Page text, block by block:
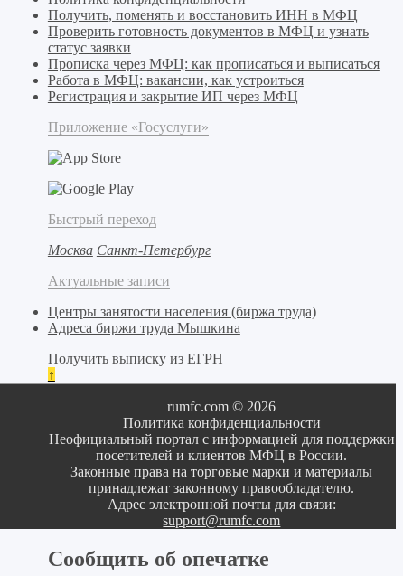
Получить, поменять и восстановить ИНН в МФЦ
Проверить готовность документов в МФЦ и узнать
статус заявки
Прописка через МФЦ: как прописаться и выписаться
Работа в МФЦ: вакансии, как устроиться
Регистрация и закрытие ИП через МФЦ
Приложение «Госуслуги»
Быстрый переход
Москва Санкт-Петербург
Актуальные записи
Центры занятости населения (биржа труда)
Адреса биржи труда Мышкина
Получить выписку из ЕГРН
↑
rumfc.com © 2026
Политика конфиденциальности
Неофициальный портал с информацией для поддержки
посетителей и клиентов МФЦ в России.
Законные права на торговые марки и материалы
принадлежат законному правообладателю.
Адрес электронной почты для связи:
support@rumfc.com
Сообщить об опечатке